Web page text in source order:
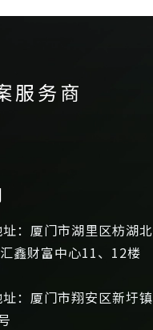
服务商
：厦门市湖里区枋湖北
鑫财富中心11、12楼
：厦门市翔安区新圩镇